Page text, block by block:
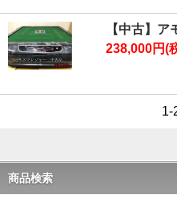
【中古】
238,000円(
1-
商品検索